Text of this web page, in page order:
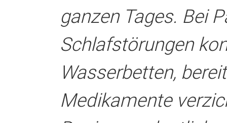
ganzen Tages. Bei
Schlafstörungen
Wasserbetten,
Medikamente